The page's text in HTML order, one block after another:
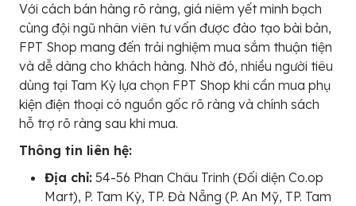
Với cách bán hàng rõ ràng, giá niêm yết minh bạch
cùng đội ngũ nhân viên tư vấn được đào tạo bài bản,
FPT Shop mang đến trải nghiệm mua sắm thuận tiện
và dễ dàng cho khách hàng. Nhờ đó, nhiều người tiêu
dùng tại Tam Kỳ lựa chọn FPT Shop khi cần mua phụ
kiện điện thoại có nguồn gốc rõ ràng và chính sách
hỗ trợ rõ ràng sau khi mua.
Thông tin liên hệ:
Địa chỉ: 54-56 Phan Châu Trinh (Đối diện Co.op
Mart), P. Tam Kỳ, TP. Đà Nẵng (P. An Mỹ, TP. Tam